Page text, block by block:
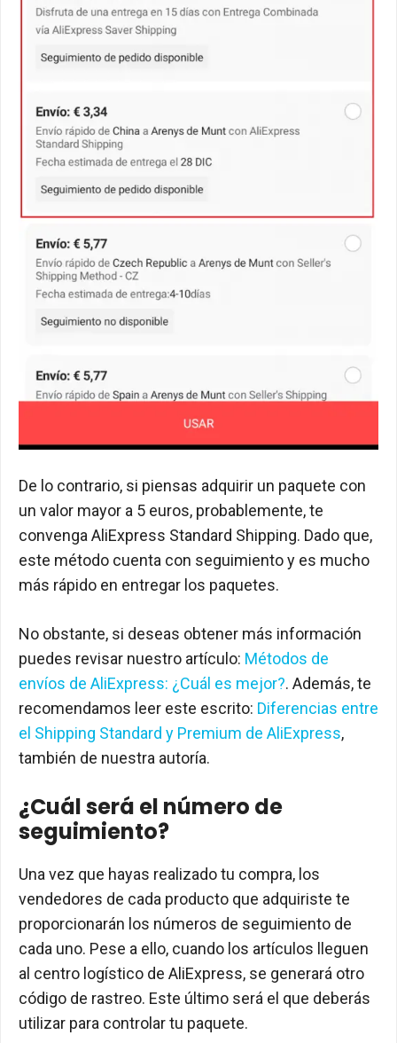
De lo contrario, si piensas adquirir un paquete con
un valor mayor a 5 euros, probablemente, te
convenga AliExpress Standard Shipping. Dado que,
este método cuenta con seguimiento y es mucho
más rápido en entregar los paquetes.
No obstante, si deseas obtener más información
puedes revisar nuestro artículo: Métodos de
envíos de AliExpress: ¿Cuál es mejor?. Además, te
recomendamos leer este escrito: Diferencias entre
el Shipping Standard y Premium de AliExpress,
también de nuestra autoría.
¿Cuál será el número de
seguimiento?
Una vez que hayas realizado tu compra, los
vendedores de cada producto que adquiriste te
proporcionarán los números de seguimiento de
cada uno. Pese a ello, cuando los artículos lleguen
al centro logístico de AliExpress, se generará otro
código de rastreo. Este último será el que deberás
utilizar para controlar tu paquete.